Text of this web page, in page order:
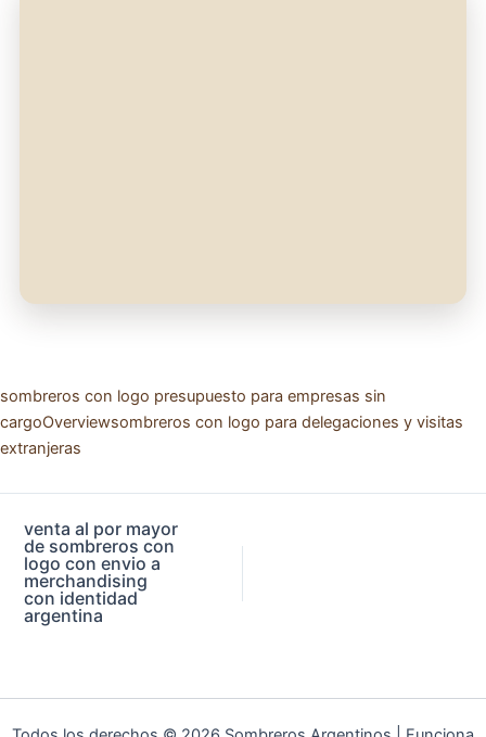
sombreros con logo presupuesto para empresas sin
cargoOverviewsombreros con logo para delegaciones y visitas
extranjeras
venta al por mayor
de sombreros con
logo con envio a
merchandising
con identidad
argentina